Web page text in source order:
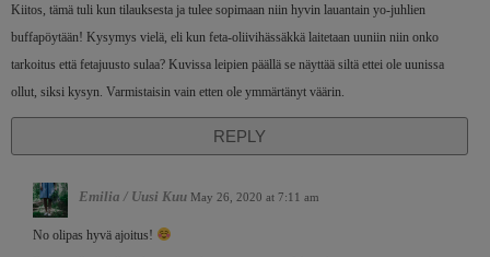
Kiitos, tämä tuli kun tilauksesta ja tulee sopimaan niin hyvin lauantain yo-juhlien
buffapöytään! Kysymys vielä, eli kun feta-oliivihässäkkä laitetaan uuniin niin onko
tarkoitus että fetajuusto sulaa? Kuvissa leipien päällä se näyttää siltä ettei ole uunissa
ollut, siksi kysyn. Varmistaisin vain etten ole ymmärtänyt väärin.
REPLY
Emilia / Uusi Kuu May 26, 2020 at 7:11 am
No olipas hyvä ajoitus!